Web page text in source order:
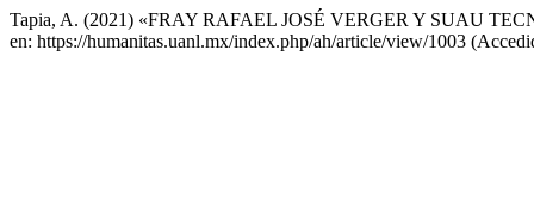
Tapia, A. (2021) «FRAY RAFAEL JOSÉ VERGER Y SUAU
en: https://humanitas.uanl.mx/index.php/ah/article/view/1003